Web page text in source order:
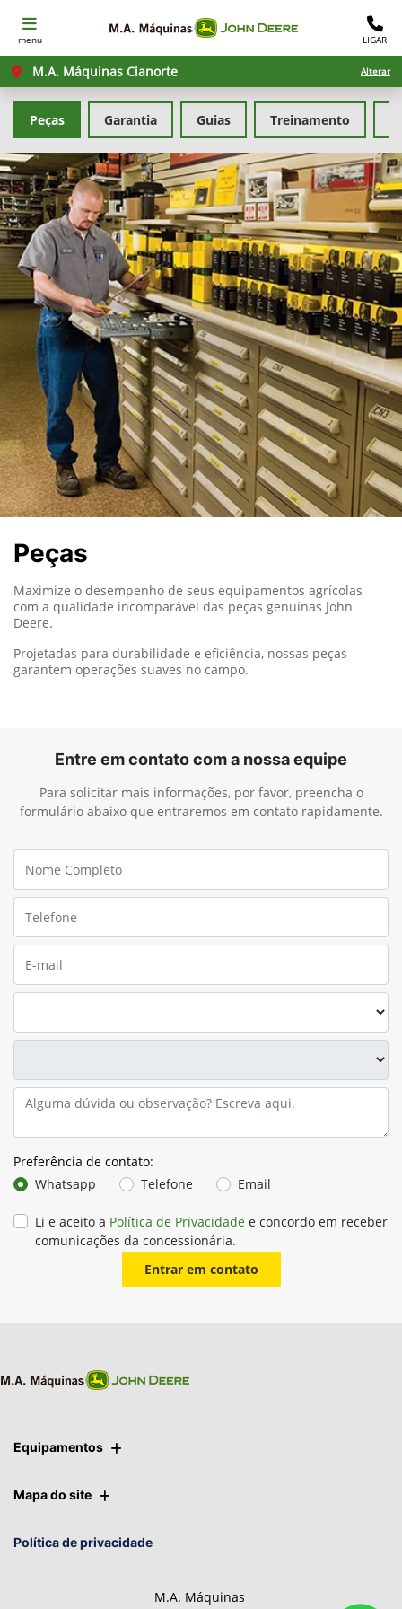
menu LIGAR
M.A. Máquinas Cianorte Alterar
Peças Garantia Guias Treinamento
Peças
Maximize o desempenho de seus equipamentos agrícolas
com a qualidade incomparável das peças genuínas John
Deere.
Projetadas para durabilidade e eficiência, nossas peças
garantem operações suaves no campo.
Entre em contato com a nossa equipe
Para solicitar mais informações, por favor, preencha o
formulário abaixo que entraremos em contato rapidamente.
Preferência de contato:
Whatsapp
Telefone Email
Li e aceito a Política de Privacidade e concordo em receber
comunicações da concessionária.
Entrar em contato
Equipamentos
Mapa do site
Política de privacidade
M.A. Máquinas